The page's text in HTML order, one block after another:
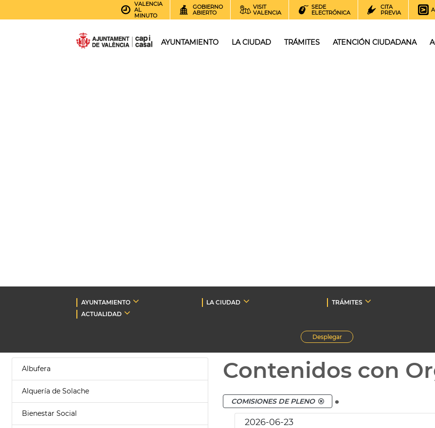
VALENCIA
AL
MINUTO
GOBIERNO
ABIERTO
VISIT
VALENCIA
SEDE
ELECTRÓNICA
CITA
PREVIA
AYUNTAMIENTO LA CIUDAD TRÁMITES ATENCIÓN CIUDADANA
AYUNTAMIENTO LA CIUDAD TRÁMITES
ACTUALIDAD
Desplegar
Albufera
Alquería de Solache
Bienestar Social
Contenidos con
COMISIONES DE PLENO .
2026-06-23